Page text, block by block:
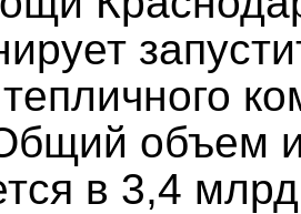
тепличного
объем
в 3,4